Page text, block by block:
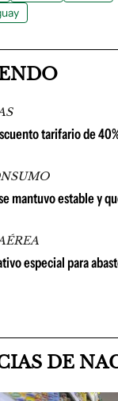
tarifario de
mantuvo estable y
especial para
DE